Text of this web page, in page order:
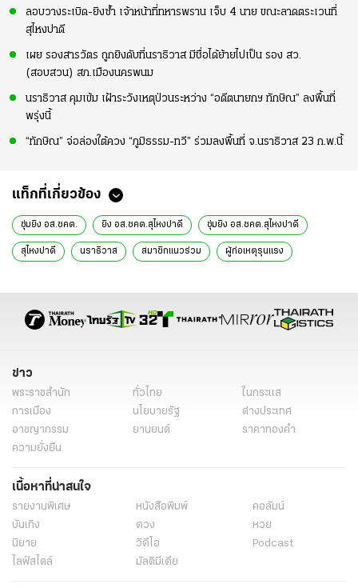
ลอบวางระเบิด-ยิงซ้ำ เจ้าหน้าที่ทหารพราน เจ็บ 4 นาย ขณะลาดตระเวนที่
สุไหงปาดี
เผย รองสารวัตร ถูกยิงดับที่นราธิวาส มีชื่อได้ย้ายไปเป็น รอง สว.
(สอบสวน) สภ.เมืองนครพนม
นราธิวาส คุมเข้ม เฝ้าระวังเหตุป่วนระหว่าง “อดีตนายกฯ ทักษิณ” ลงพื้นที่
พรุ่งนี้
“ทักษิณ” จ่อล่องใต้ควง “ภูมิธรรม-ทวี” ร่วมลงพื้นที่ จ.นราธิวาส 23 ก.พ.นี้
แท็กที่เกี่ยวข้อง
ซุ่มยิง อส.ชคต. ยิง อส.ชคต.สุไหงปาดี ซุ่มยิง อส.ชคต.สุไหงปาดี
สุไหงปาดี นราธิวาส สมาชิกแนวร่วม ผู้ก่อเหตุรุนแรง
ข่าว
พระราชสำนัก ทั่วไทย
ในกระแส
การเมือง
นโยบายรัฐ
ต่างประเทศ
อาชญากรรม
ยานยนต์
ราคาทองคำ
ความยั่งยืน
เนื้อหาที่น่าสนใจ
รายงานพิเศษ หนังสือพิมพ์
คอลัมน์
บันเทิง
ดวง
หวย
นิยาย
วิดีโอ
Podcast
ไลฟ์สไตล์
มัลติมีเดีย